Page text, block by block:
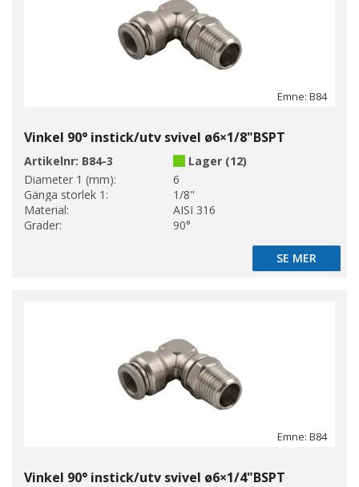
Emne: B84
Vinkel 90° instick/utv svivel ø6×1/8"BSPT
Artikelnr: B84-3
Lager (12)
Diameter 1 (mm):
6
Gänga storlek 1:
1/8"
Material:
AISI 316
Grader:
90°
SE MER
SE MER
Emne: B84
Vinkel 90° instick/utv svivel ø6×1/4"BSPT